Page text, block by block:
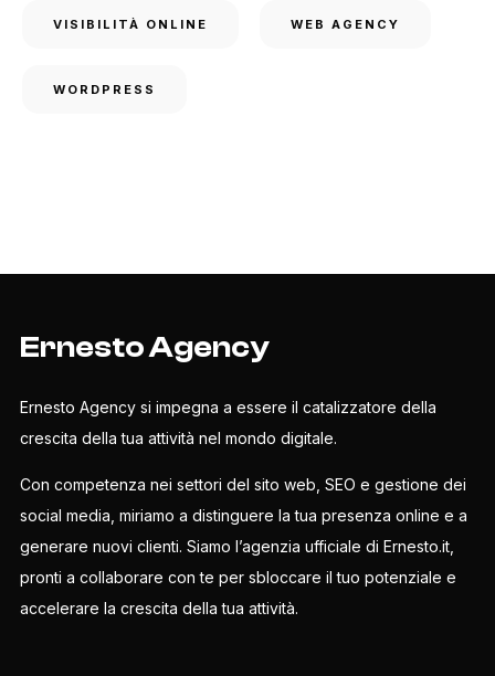
VISIBILITÀ ONLINE WEB AGENCY
WORDPRESS
Ernesto Agency
Ernesto Agency si impegna a essere il catalizzatore della
crescita della tua attività nel mondo digitale.
Con competenza nei settori del sito web, SEO e gestione dei
social media, miriamo a distinguere la tua presenza online e a
generare nuovi clienti. Siamo l’agenzia ufficiale di Ernesto.it,
pronti a collaborare con te per sbloccare il tuo potenziale e
accelerare la crescita della tua attività.